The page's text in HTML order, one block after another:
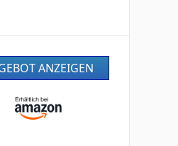
ANZEIGEN